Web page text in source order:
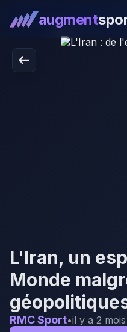
augment
L'Iran, un
Monde
RMC Sport•il y a 2 mois